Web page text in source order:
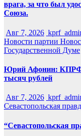
врага, за что был
Союза.
Авг 7, 2026
Новости партии
Государственной Думе
Юрий Афонин: КПРФ
тысяч рублей
Авг 7, 2026
Севастопольская
“Севастопольская